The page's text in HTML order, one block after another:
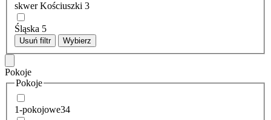
skwer Kościuszki 3
Śląska 5
Usuń filtr Wybierz
Pokoje
Pokoje
1-pokojowe34